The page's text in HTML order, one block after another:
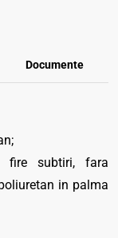
Documente
fire subtiri, fara
in palma